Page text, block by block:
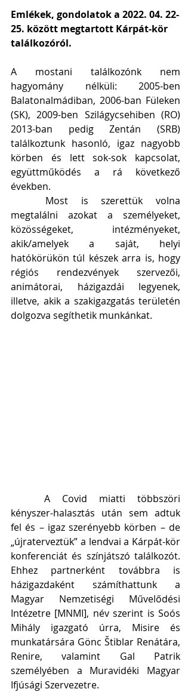
Emlékek, gondolatok a 2022. 04. 22-
25. között megtartott Kárpát-kör
találkozóról.
A mostani találkozónk nem
hagyomány nélküli: 2005-ben
Balatonalmádiban, 2006-ban Füleken
(SK), 2009-ben Szilágycsehiben (RO)
2013-ban pedig Zentán (SRB)
találkoztunk hasonló, igaz nagyobb
körben és lett sok-sok kapcsolat,
együttműködés a rá következő
években.
megtalálni azokat a személyeket,
közösségeket, intézményeket,
akik/amelyek a saját, helyi
hatókörükön túl készek arra is, hogy
régiós rendezvények szervezői,
animátorai, házigazdái legyenek,
illetve, akik a szakigazgatás területén
dolgozva segíthetik munkánkat.
kényszer-halasztás után sem adtuk
fel és – igaz szerényebb körben – de
„újraterveztük” a lendvai a Kárpát-kör
konferenciát és színjátszó találkozót.
Ehhez partnerként továbbra is
házigazdaként számíthattunk a
Magyar Nemzetiségi Művelődési
Intézetre [MNMI], név szerint is Soós
Mihály igazgató úrra, Misire és
munkatársára Gönc Štiblar Renátára,
Renire, valamint Gal Patrik
személyében a Muravidéki Magyar
Ifjúsági Szervezetre.